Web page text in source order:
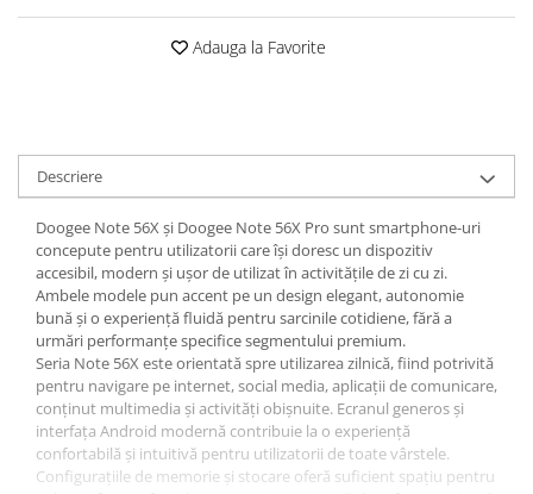
Roboți Piscină
Accesorii Consumabile
Coșuri de gunoi
INGRIJIRE PERSONALA
Uscătoare de Păr
Plăci de Îndreptat Părul
SPA
CASA, GRADINA SI BRICOLAJ
Sigurante inteligente
Camere de supraveghere
Climatizare
Adauga la Favorite
Descriere
Doogee Note 56X și Doogee Note 56X Pro sunt smartphone-uri
concepute pentru utilizatorii care își doresc un dispozitiv
accesibil, modern și ușor de utilizat în activitățile de zi cu zi.
Ambele modele pun accent pe un design elegant, autonomie
bună și o experiență fluidă pentru sarcinile cotidiene, fără a
urmări performanțe specifice segmentului premium.
Seria Note 56X este orientată spre utilizarea zilnică, fiind potrivită
pentru navigare pe internet, social media, aplicații de comunicare,
conținut multimedia și activități obișnuite. Ecranul generos și
interfața Android modernă contribuie la o experiență
confortabilă și intuitivă pentru utilizatorii de toate vârstele.
Configurațiile de memorie și stocare oferă suficient spațiu pentru